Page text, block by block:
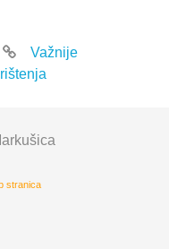
Važnije
stranica